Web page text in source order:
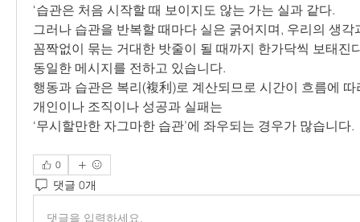
‘습관은 처음 시작할 때 보이지도 않는 가는 실과 같다.
그러나 습관을 반복할 때마다 실은 굵어지며, 우리의 생각
꼼짝없이 묶는 거대한 밧줄이 될 때까지 한가닥씩 보태진
동일한 메시지를 전하고 있습니다.
행동과 습관은 복리(複利)로 계산되므로 시간이 흐름에
개인이나 조직이나 성공과 실패는
‘무시할만한 자그마한 습관’에 좌우되는 경우가 많습니다.
0
댓글 0개
댓글을 입력하세요.